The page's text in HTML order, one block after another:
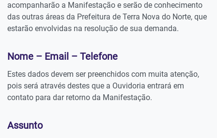
acompanharão a Manifestação e serão de conhecimento
das outras áreas da Prefeitura de Terra Nova do Norte, que
estarão envolvidas na resolução de sua demanda.
Nome – Email – Telefone
Estes dados devem ser preenchidos com muita atenção,
pois será através destes que a Ouvidoria entrará em
contato para dar retorno da Manifestação.
Assunto